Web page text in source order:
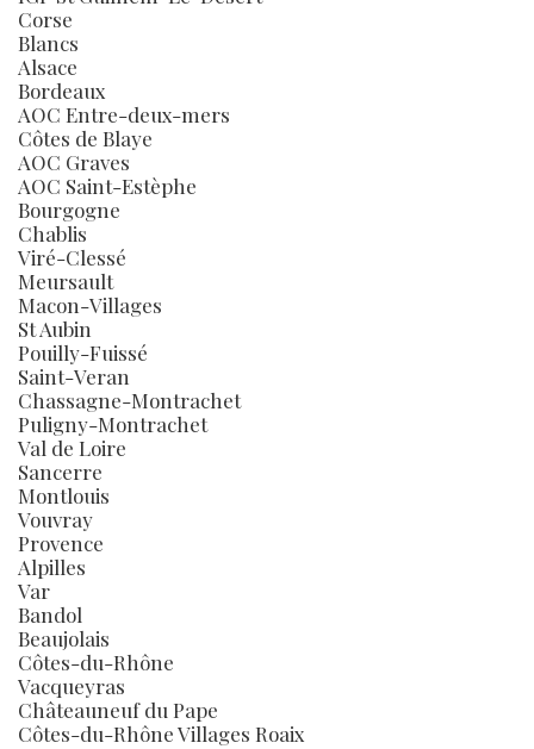
Corse
Blancs
Alsace
Bordeaux
AOC Entre-deux-mers
Côtes de Blaye
AOC Graves
AOC Saint-Estèphe
Bourgogne
Chablis
Viré-Clessé
Meursault
Macon-Villages
St Aubin
Pouilly-Fuissé
Saint-Veran
Chassagne-Montrachet
Puligny-Montrachet
Val de Loire
Sancerre
Montlouis
Vouvray
Provence
Alpilles
Var
Bandol
Beaujolais
Côtes-du-Rhône
Vacqueyras
Châteauneuf du Pape
Côtes-du-Rhône Villages Roaix